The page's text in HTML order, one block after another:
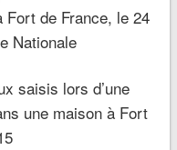
saisis lors d’une
une maison à Fort